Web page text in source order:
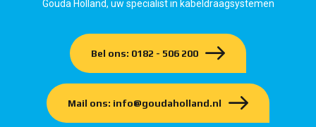
Gouda Holland, uw specialist in kabeldraagsystemen
Bel ons: 0182 - 506 200
Mail ons: info@goudaholland.nl